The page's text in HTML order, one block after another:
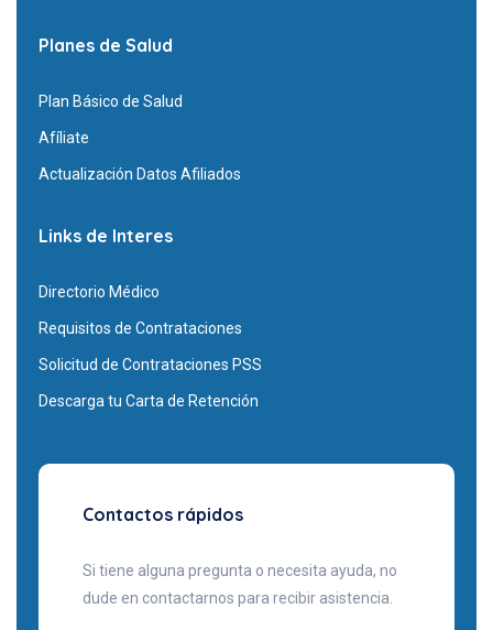
Planes de Salud
Plan Básico de Salud
Afíliate
Actualización Datos Afiliados
Links de Interes
Directorio Médico
Requisitos de Contrataciones
Solicitud de Contrataciones PSS
Descarga tu Carta de Retención
Contactos rápidos
Si tiene alguna pregunta o necesita ayuda, no
dude en contactarnos para recibir asistencia.